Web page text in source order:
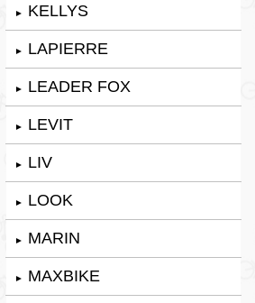
► KELLYS
► LAPIERRE
► LEADER FOX
► LEVIT
► LIV
► LOOK
► MARIN
► MAXBIKE